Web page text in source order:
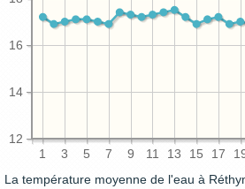
1 3 5 7 9 11 13 15 17
12
14
16
La température moyenne de l'eau à